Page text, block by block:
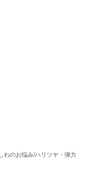
わのお悩み/ハリツヤ・弾力